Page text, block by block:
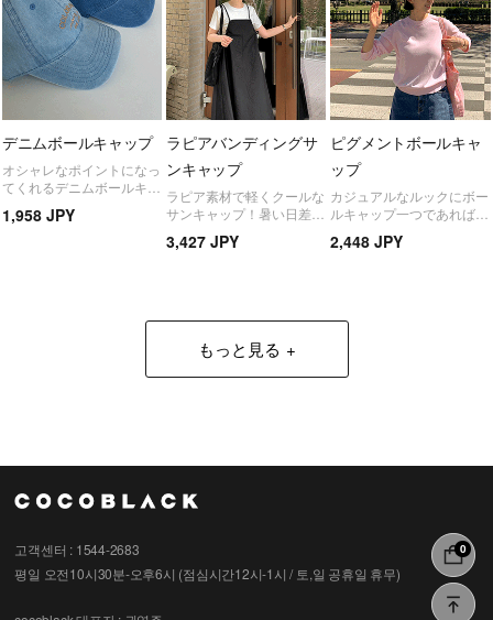
0
デニムボールキャップ
オシャレなポイントになっ
てくれるデニムボールキャ
スティケイトルックを完成
1,958 JPY
ラピアバンディングサ
ンキャップ
ラピア素材で軽くクールな
サンキャップ！暑い日差し
3,427 JPY
ピグメントボールキャ
ップ
カジュアルなルックにボー
ルキャップ一つであれば心
ピグメントボールキャップ
2,448 JPY
もっと見る
고객센터 : 1544-2683
평일 오전10시30분-오후6시 (점심시간12시-1시 / 토,일 공휴일 휴무)